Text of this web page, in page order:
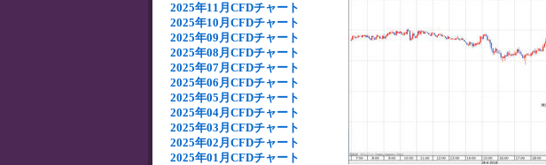
2025年11月CFDチャート
2025年10月CFDチャート
2025年09月CFDチャート
2025年08月CFDチャート
2025年07月CFDチャート
2025年06月CFDチャート
2025年05月CFDチャート
2025年04月CFDチャート
2025年03月CFDチャート
2025年02月CFDチャート
2025年01月CFDチャート